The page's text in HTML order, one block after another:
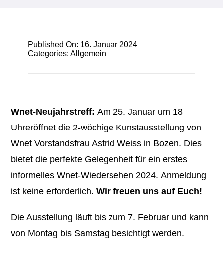
Published On: 16. Januar 2024
Categories: Allgemein
Wnet-Neujahrstreff: Am 25. Januar um 18
Uhreröffnet die 2-wöchige Kunstausstellung von
Wnet Vorstandsfrau Astrid Weiss in Bozen. Dies
bietet die perfekte Gelegenheit für ein erstes
informelles Wnet-Wiedersehen 2024. Anmeldung
ist keine erforderlich.Wir freuen uns auf Euch!
Die Ausstellung läuft bis zum 7. Februar und kann
von Montag bis Samstag besichtigt werden.